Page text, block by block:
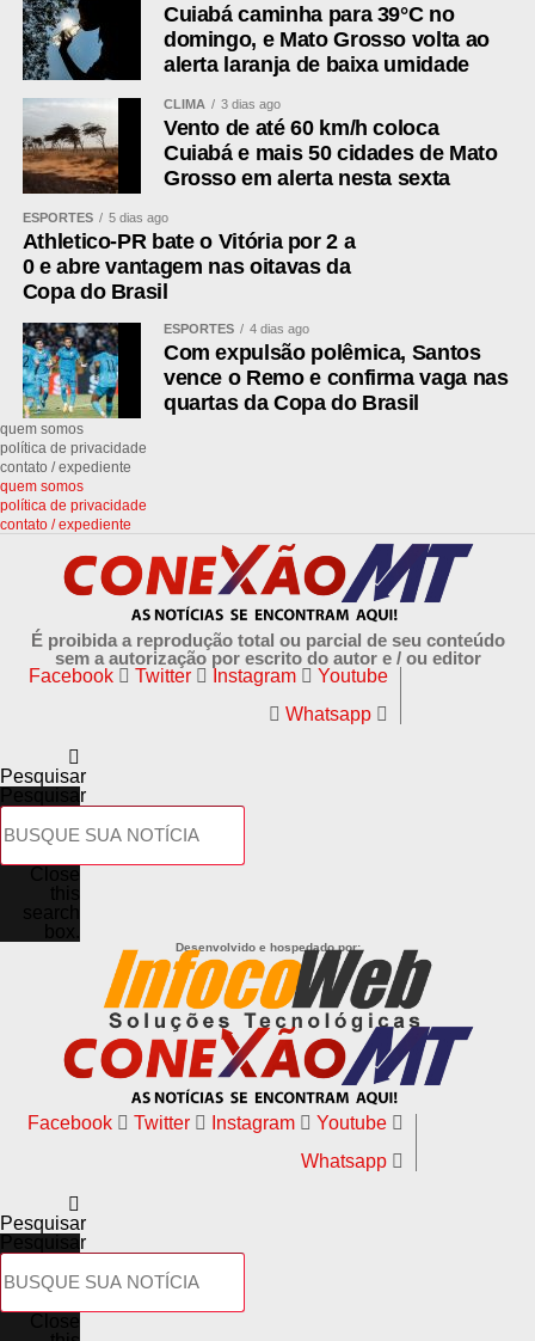
Cuiabá caminha para 39°C no
domingo, e Mato Grosso volta ao
alerta laranja de baixa umidade
CLIMA 3 dias ago
Vento de até 60 km/h coloca
Cuiabá e mais 50 cidades de Mato
Grosso em alerta nesta sexta
ESPORTES 5 dias ago
Athletico-PR bate o Vitória por 2 a
0 e abre vantagem nas oitavas da
Copa do Brasil
ESPORTES 4 dias ago
Com expulsão polêmica, Santos
vence o Remo e confirma vaga nas
quartas da Copa do Brasil
quem somos
política de privacidade
contato / expediente
quem somos
política de privacidade
contato / expediente
É proibida a reprodução total ou parcial de seu conteúdo
sem a autorização por escrito do autor e / ou editor
Facebook
Twitter Instagram
Youtube
Whatsapp
Pesquisar
Pesquisar
Desenvolvido e hospedado por:
Facebook Twitter Instagram
Youtube
Whatsapp
Pesquisar
Pesquisar